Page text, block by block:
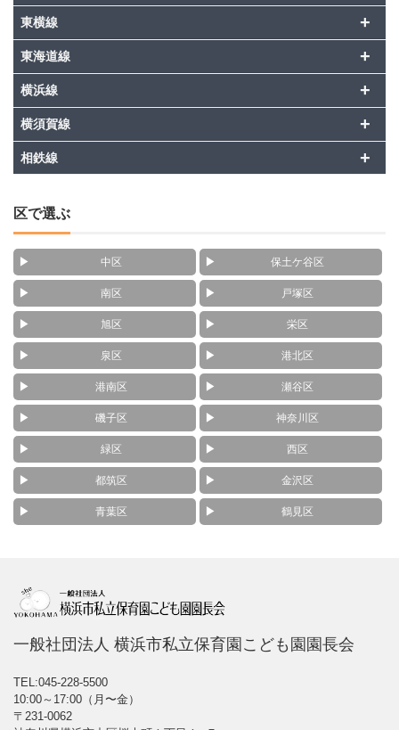
+
東横線
+
東海道線
+
横浜線
+
横須賀線
+
相鉄線
区で選ぶ
中区 保土ケ谷区
南区 戸塚区
旭区 栄区
泉区 港北区
港南区 瀬谷区
磯子区 神奈川区
緑区 西区
都筑区 金沢区
青葉区 鶴見区
一般社団法人 横浜市私立保育園こども園園長会
TEL:045-228-5500
10:00～17:00（月〜金）
〒231-0062